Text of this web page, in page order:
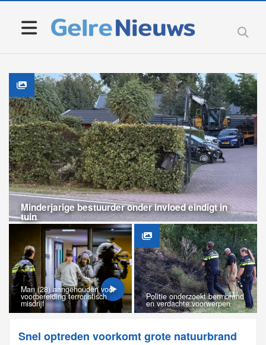
Minderjarige bestuurder onder invloed eindigt in
tuin
Man (28) aangehouden voor
voorbereiding terroristisch
misdrijf
Politie onderzoekt bermbrand
en verdachte voorwerpen
Snel optreden voorkomt grote natuurbrand